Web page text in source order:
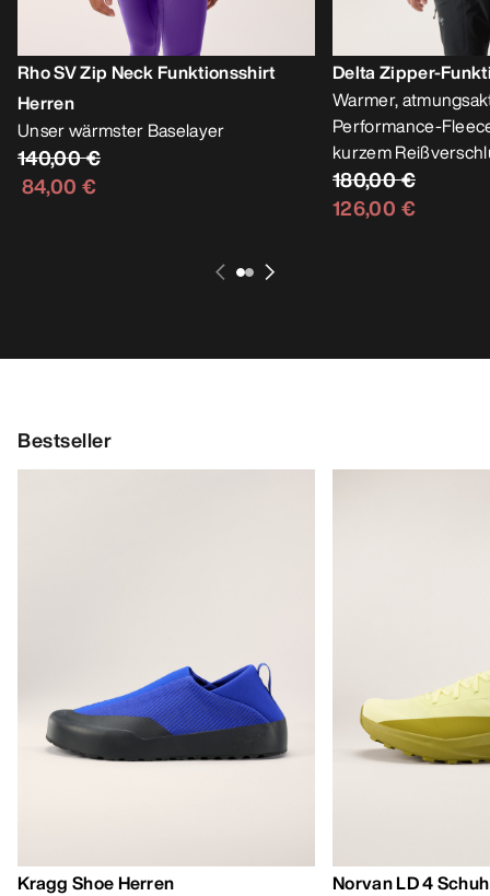
Rho SV Zip Neck Funktionsshirt
Herren
Unser wärmster Baselayer
140,00 €
84,00 €
Delta Zipper-
Warmer,
Performance-
kurzem
180,00 €
126,00 €
Bestseller
Kragg Shoe Herren
Norvan LD 4